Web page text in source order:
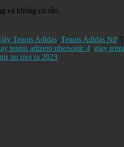
và không có sẵn.
Tennis Adidas, Tennis Adidas Nữ
tennis adizero ubersonic 4, giay
nu moi ra 2023